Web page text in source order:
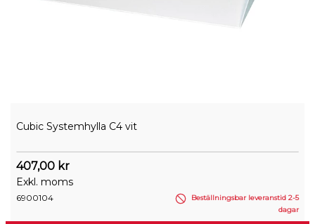
Cubic Systemhylla C4 vit
407,00 kr
Exkl. moms
6900104
Beställningsbar leveranstid 2-5
dagar